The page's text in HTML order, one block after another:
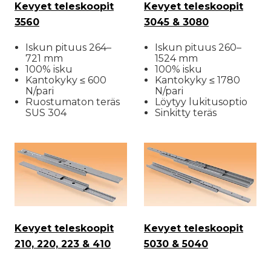
Kevyet teleskoopit
3560
Iskun pituus 264–
721 mm
100% isku
Kantokyky ≤ 600
N/pari
Ruostumaton teräs
SUS 304
Kevyet teleskoopit
3045 & 3080
Iskun pituus 260–
1524 mm
100% isku
Kantokyky ≤ 1780
N/pari
Löytyy lukitusoptio
Sinkitty teräs
Kevyet teleskoopit
210, 220, 223 & 410
Kevyet teleskoopit
5030 & 5040